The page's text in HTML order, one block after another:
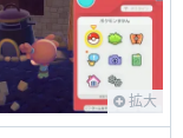
拡大